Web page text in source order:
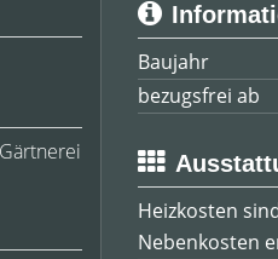
Baujahr
bezugsfrei ab
Heizkosten
Nebenkosten